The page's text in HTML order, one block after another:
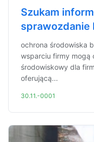
Szukam
sprawozdanie
ochrona środowiska
wsparciu firmy mogą
środowiskowy dla
oferującą...
30.11.-0001